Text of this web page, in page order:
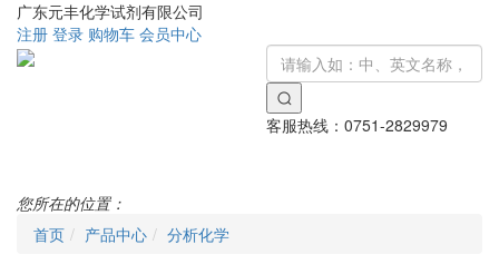
广东元丰化学试剂有限公司
注册 登录 购物车 会员中心
客服热线： 0751-2829979
您所在的位置：
首页
产品中心 分析化学